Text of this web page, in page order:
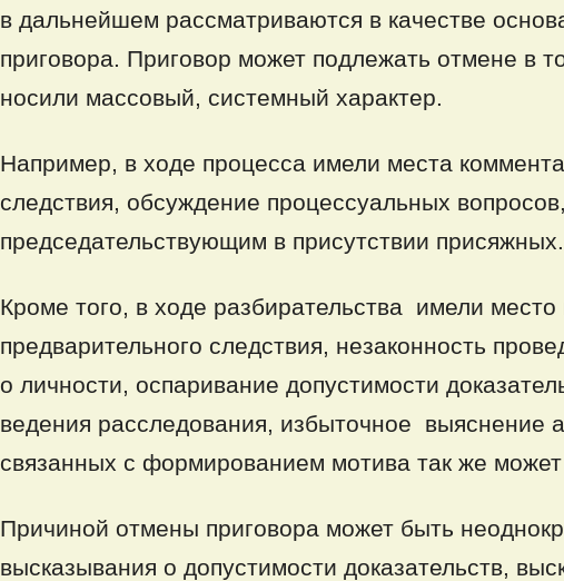
в дальнейшем рассматриваются в качестве
приговора. Приговор может подлежать отмене в
носили массовый, системный характер.
Например, в ходе процесса имели места
следствия, обсуждение процессуальных
председательствующим в присутствии присяжных.
Кроме того, в ходе разбирательства имели
предварительного следствия, незаконность
о личности, оспаривание допустимости
ведения расследования, избыточное выяснение
связанных с формированием мотива так же
Причиной отмены приговора может быть
высказывания о допустимости доказательств,